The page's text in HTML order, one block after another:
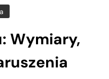
Wymiary,